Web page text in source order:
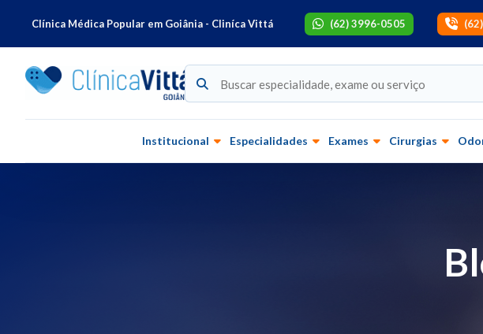
Clínica Médica Popular em Goiânia - Cliníca Vittá (62) 3996-0505
Institucional Especialidades Exames Cirurgias